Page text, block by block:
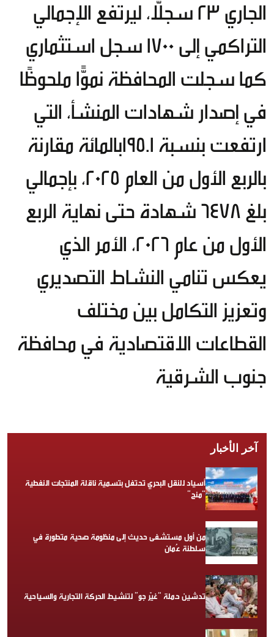
الجاري 23 سجلًّا، ليرتفع الإجمالي
التراكمي إلى 1700 سجل استثماري
كما سجلت المحافظة نموًّا ملحوظًا
في إصدار شهادات المنشأ، التي
ارتفعت بنسبة 195.1بالمائة مقارنة
بالربع الأول من العام 2025، بإجمالي
بلغ 6478 شهادة حتى نهاية الربع
الأول من عام 2026، الأمر الذي
يعكس تنامي النشاط التصديري
وتعزيز التكامل بين مختلف
القطاعات الاقتصادية في محافظة
جنوب الشرقية
آخر الأخبار
أسياد للنقل البحري تحتفل بتسمية ناقلة المنتجات النفطية
“منح”
من أول مستشفى حديث إلى منظومة صحية متطورة في
سلطنة عُمان
تدشين حملة “غيّر جو” لتنشيط الحركة التجارية والسياحية